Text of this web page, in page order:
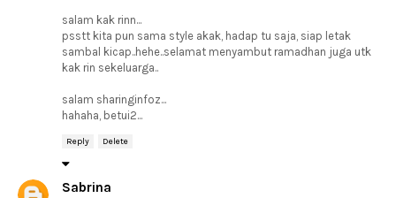
salam kak rinn...
psstt kita pun sama style akak, hadap tu saja, siap letak
sambal kicap..hehe..selamat menyambut ramadhan juga utk
kak rin sekeluarga..
salam sharinginfoz...
hahaha, betui2...
Reply Delete
Sabrina